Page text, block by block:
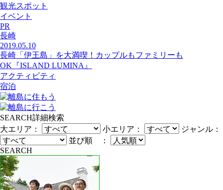
観光スポット
イベント
PR
長崎
2019.05.10
長崎「伊王島」を大満喫！カップルもファミリーも
OK『ISLAND LUMINA』
アクティビティ
宿泊
SEARCH詳細検索
大エリア：
小エリア：
ジャンル：
並び順 ：
SEARCH